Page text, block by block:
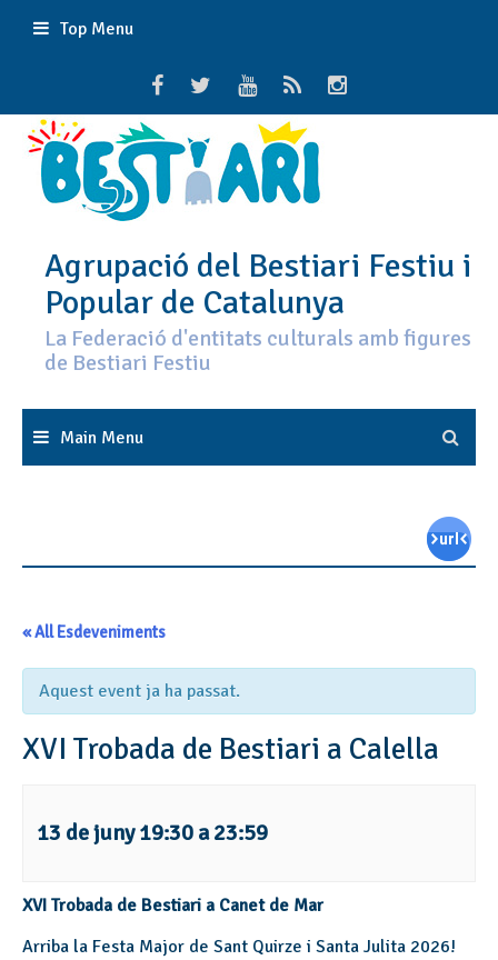
Top Menu
Agrupació del Bestiari Festiu i
Popular de Catalunya
La Federació d'entitats culturals amb figures
de Bestiari Festiu
Main Menu
« All Esdeveniments
Aquest event ja ha passat.
XVI Trobada de Bestiari a Calella
13 de juny 19:30 a23:59
XVI Trobada de Bestiari a Canet de Mar
Arriba la Festa Major de Sant Quirze i Santa Julita 2026!